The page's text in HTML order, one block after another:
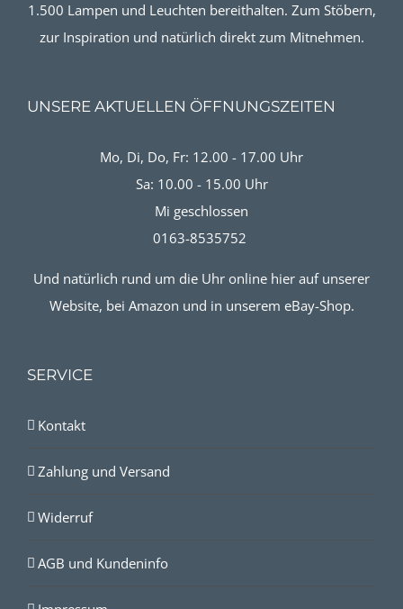
1.500 Lampen und Leuchten bereithalten. Zum Stöbern,
zur Inspiration und natürlich direkt zum Mitnehmen.
UNSERE AKTUELLEN ÖFFNUNGSZEITEN
Mo, Di, Do, Fr: 12.00 - 17.00 Uhr
Sa: 10.00 - 15.00 Uhr
Mi geschlossen
0163-8535752
Und natürlich rund um die Uhr online hier auf unserer
Website, bei Amazon und in unserem eBay-Shop.
SERVICE
Kontakt
Zahlung und Versand
Widerruf
AGB und Kundeninfo